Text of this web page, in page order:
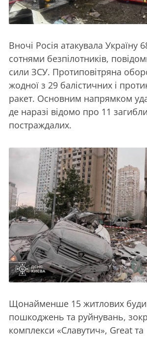
Вночі Росія атакувала Україну
сотнями безпілотників,
сили ЗСУ. Протиповітряна
жодної з 29 балістичних і
ракет. Основним напрямком
де наразі відомо про 11
постраждалих.
Щонайменше 15 житлових
пошкоджень та руйнувань,
комплекси «Славутич», Great та